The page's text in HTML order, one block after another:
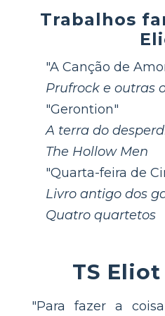
Trabalhos
"A Canção de
Prufrock e outras
"Gerontion"
A terra do
The Hollow Men
"Quarta-feira de
Livro antigo dos
Quatro quartetos
TS
"Para fazer a